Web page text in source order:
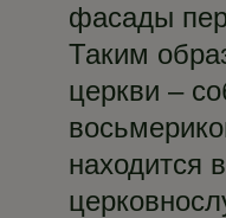
фасады
Таким
церкви –
находится